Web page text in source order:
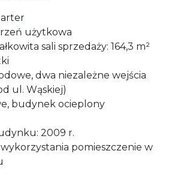
użytkowa
sali sprzedaży: 164,3 m²
dwa niezależne wejścia
ul. Wąskiej)
budynek ocieplony
2009 r.
pomieszczenie w